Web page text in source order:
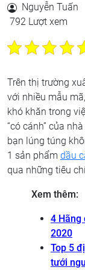
Nguyễn Tuấn
792 Lượt xem
Trên thị trường
với nhiều mẫu
khó khăn trong
“có cánh” của
bạn lúng túng
1 sản phẩm dầu
qua những tiêu
Xem thêm:
4 Hãng
2020
Top 5
tưới